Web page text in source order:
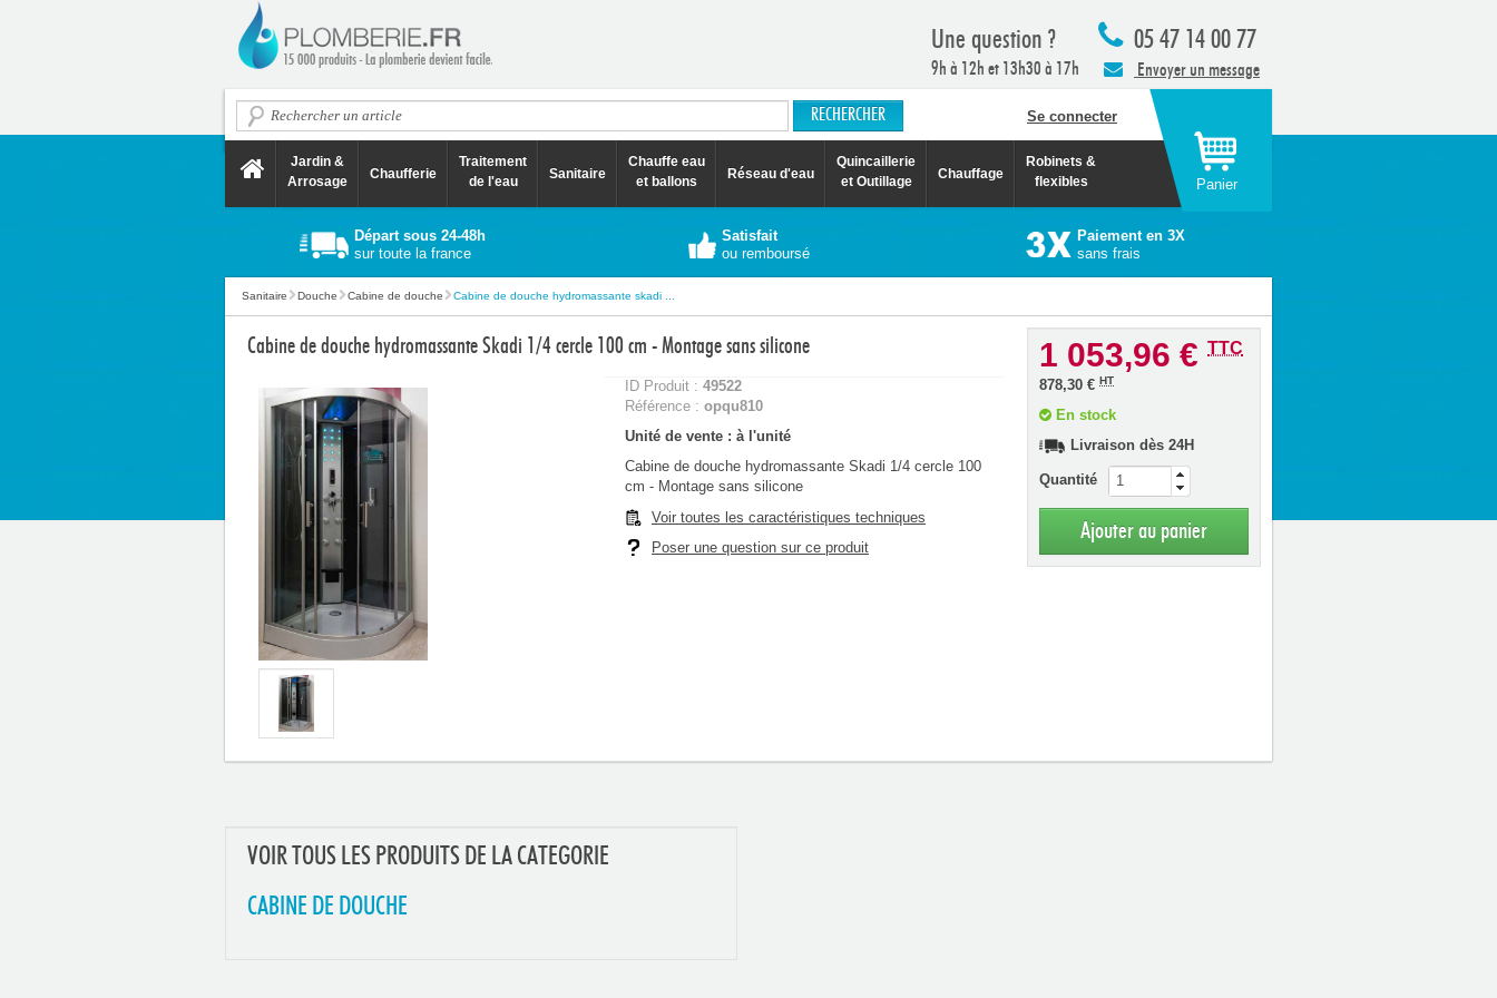
05 47 14 00 77
Envoyer un message
Une question ?
9h à 12h et 13h30 à 17h
Se connecter
Jardin &
Arrosage
Chaufferie
Traitement
de l'eau
Sanitaire
Chauffe eau
et ballons
Réseau d'eau
Quincaillerie
et Outillage
Chauffage
Robinets &
flexibles
Panier
Départ sous 24-48h
sur toute la france
Satisfait
ou remboursé
Paiement en 3X
sans frais
Sanitaire Douche Cabine de douche Cabine de douche hydromassante skadi ...
Cabine de douche hydromassante Skadi 1/4 cercle 100 cm - Montage sans silicone
ID Produit : 49522
Référence : opqu810
Unité de vente : à l'unité
Cabine de douche hydromassante Skadi 1/4 cercle 100
cm - Montage sans silicone
Voir toutes les caractéristiques techniques
Poser une question sur ce produit
1 053,96 € TTC
878,30 € HT
En stock
Livraison dès 24H
Quantité
Ajouter au panier
VOIR TOUS LES PRODUITS DE LA CATEGORIE
CABINE DE DOUCHE